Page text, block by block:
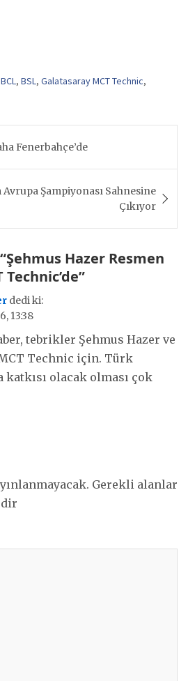
BCL, BSL, Galatasaray MCT Technic,
Fenerbahçe’de
Şampiyonası Sahnesine
Çıkıyor
Şehmus Hazer Resmen
”
dedi ki:
13:38
tebrikler Şehmus Hazer ve
Technic için. Türk
katkısı olacak olması çok
Gerekli alanlar